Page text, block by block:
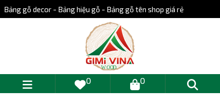
Bảng gỗ decor - Bảng hiệu gỗ - Bảng gỗ tên shop giá rẻ
0 0